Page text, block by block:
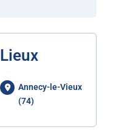
Lieux
Annecy-le-Vieux
(74)